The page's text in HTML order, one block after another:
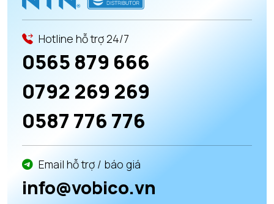
Hotline hỗ trợ 24/7
0565 879 666
0792 269 269
0587 776 776
Email hỗ trợ / báo giá
info@vobico.vn